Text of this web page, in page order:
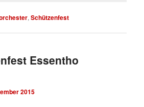
,Schützenfest
Essentho
2015